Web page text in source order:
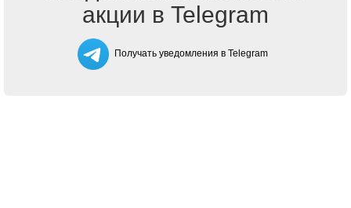
акции в Telegram
Получать уведомления в Telegram